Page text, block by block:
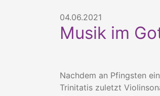
04.06.2021
Musik im
Nachdem an Pfingsten
Trinitatis zuletzt